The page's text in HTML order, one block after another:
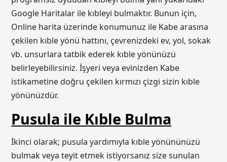
Google Haritalar ile kıbleyi bulmaktır. Bunun için,
Online harita üzerinde konumunuz ile Kabe arasına
çekilen kıble yönü hattını, çevrenizdeki ev, yol, sokak
vb. unsurlara tatbik ederek kıble yönünüzü
belirleyebilirsiniz. İşyeri veya evinizden Kabe
istikametine doğru çekilen kırmızı çizgi sizin kıble
yönünüzdür.
Pusula ile Kıble Bulma
İkinci olarak; pusula yardımıyla kıble yönününüzü
bulmak veya teyit etmek istiyorsanız size sunulan